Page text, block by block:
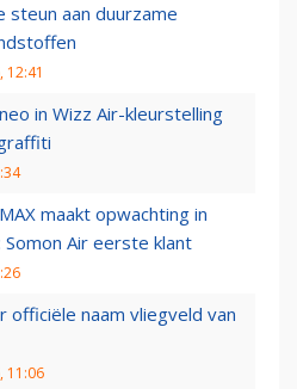
steun aan duurzame
12:41
in Wizz Air-kleurstelling
maakt opwachting in
Somon Air eerste klant
officiële naam vliegveld van
11:06